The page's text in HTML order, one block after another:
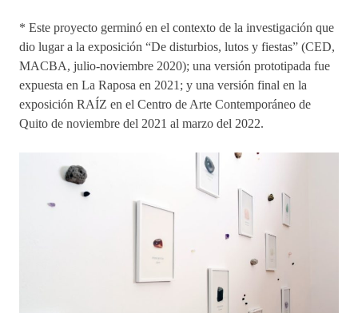
* Este proyecto germinó en el contexto de la investigación que
dio lugar a la exposición “De disturbios, lutos y fiestas” (CED,
MACBA, julio-noviembre 2020); una versión prototipada fue
expuesta en La Raposa en 2021; y una versión final en la
exposición RAÍZ en el Centro de Arte Contemporáneo de
Quito de noviembre del 2021 al marzo del 2022.